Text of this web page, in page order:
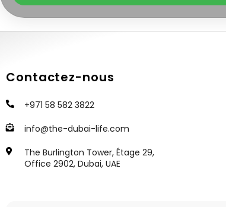
Contactez-nous
+971 58 582 3822
info@the-dubai-life.com
The Burlington Tower, Étage 29,
Office 2902, Dubai, UAE